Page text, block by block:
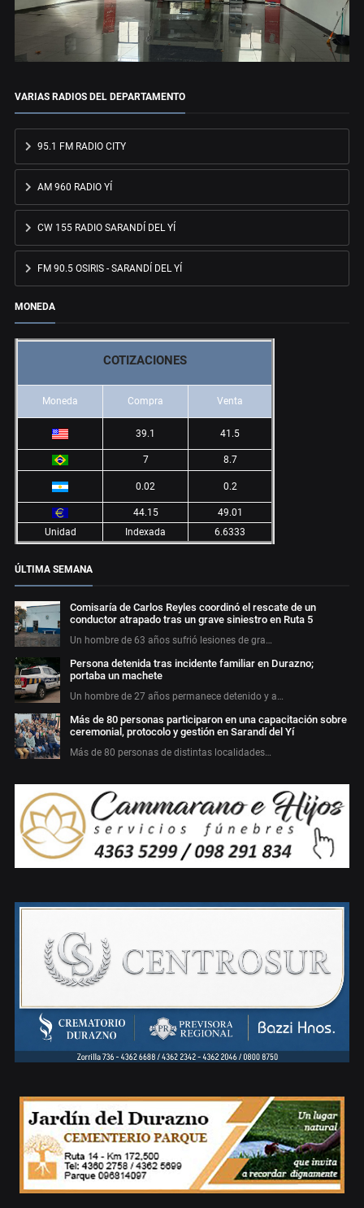
VARIAS RADIOS DEL DEPARTAMENTO
95.1 FM RADIO CITY
AM 960 RADIO YÍ
CW 155 RADIO SARANDÍ DEL YÍ
FM 90.5 OSIRIS - SARANDÍ DEL YÍ
MONEDA
COTIZACIONES
Moneda Compra Venta
39.1 41.5
7 8.7
0.02 0.2
44.15
49.01
Unidad
Indexada 6.6333
ÚLTIMA SEMANA
Comisaría de Carlos Reyles coordinó el rescate de un
conductor atrapado tras un grave siniestro en Ruta 5
Un hombre de 63 años sufrió lesiones de gra…
Persona detenida tras incidente familiar en Durazno;
portaba un machete
Un hombre de 27 años permanece detenido y a…
Más de 80 personas participaron en una capacitación sobre
ceremonial, protocolo y gestión en Sarandí del Yí
Más de 80 personas de distintas localidades…